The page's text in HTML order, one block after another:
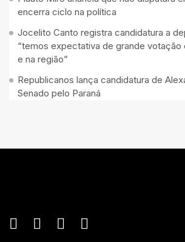
encerra ciclo na política
Jocelito Canto registra candidatura a
“temos expectativa de grande votação
e na região”
Republicanos lança candidatura de
Senado pelo Paraná